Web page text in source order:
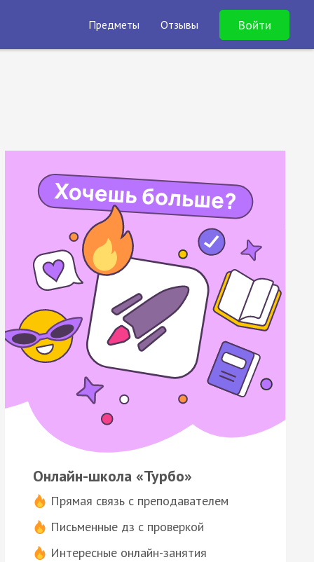
Предметы Отзывы Войти
Онлайн-школа «Турбо»
Прямая связь с преподавателем
Письменные дз с проверкой
Интересные онлайн-занятия